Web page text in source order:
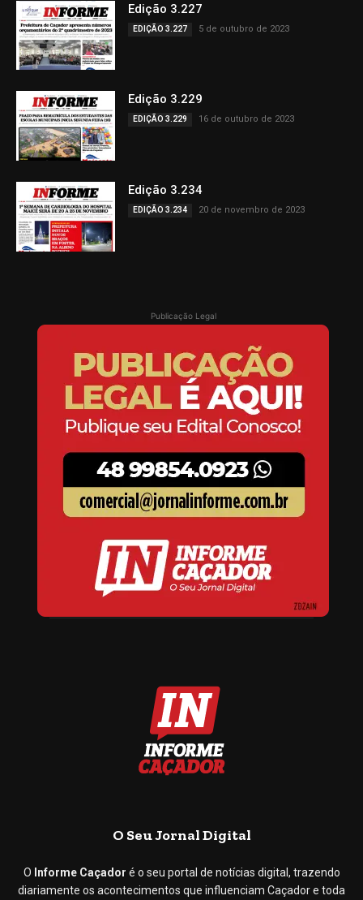
Edição 3.227
EDIÇÃO 3.227 5 de outubro de 2023
Edição 3.229
EDIÇÃO 3.229 16 de outubro de 2023
Edição 3.234
EDIÇÃO 3.234 20 de novembro de 2023
Publicação Legal
O Seu Jornal Digital
O Informe Caçador é o seu portal de notícias digital, trazendo
diariamente os acontecimentos que influenciam Caçador e toda